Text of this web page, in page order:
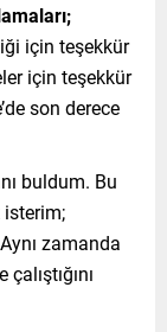
için teşekkür
için teşekkür
son derece
buldum. Bu
zamanda